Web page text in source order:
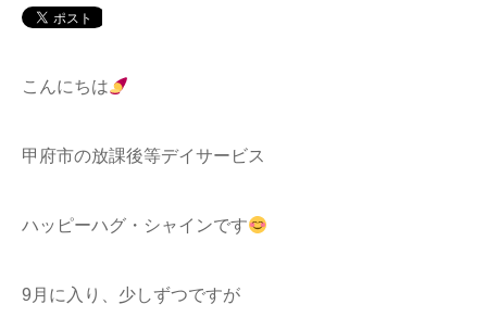
こんにちは
甲府市の放課後等デイサービス
ハッピーハグ・シャインです
9月に入り、少しずつですが
求人情報
運営会社